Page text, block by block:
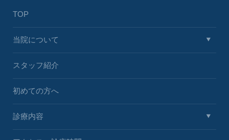
TOP
当院について
スタッフ紹介
初めての方へ
診療内容